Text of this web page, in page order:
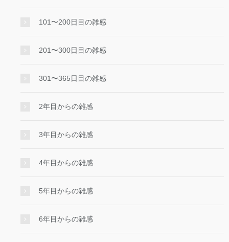
101〜200日目の雑感
201〜300日目の雑感
301〜365日目の雑感
2年目からの雑感
3年目からの雑感
4年目からの雑感
5年目からの雑感
6年目からの雑感